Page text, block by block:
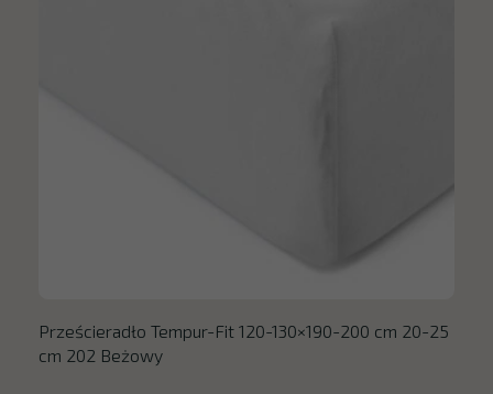
Prześcieradło Tempur-Fit 120-130×190-200 cm 20-25
cm 202 Beżowy